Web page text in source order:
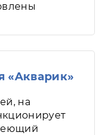
«Акварик»
на